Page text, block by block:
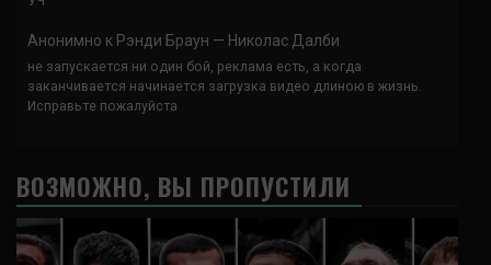
Анонимно к Рэнди Браун — Николас Далби
не запускается ни один бой, реклама есть, а когда
заканчивается начинается загрузка видео длиною в жизнь.
Исправьте пожалуйста
ВОЗМОЖНО, ВЫ ПРОПУСТИЛИ